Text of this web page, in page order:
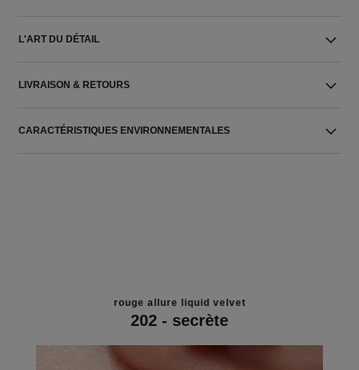
L'ART DU DÉTAIL
LIVRAISON & RETOURS
CARACTÉRISTIQUES ENVIRONNEMENTALES
rouge allure liquid velvet
202 - secrète